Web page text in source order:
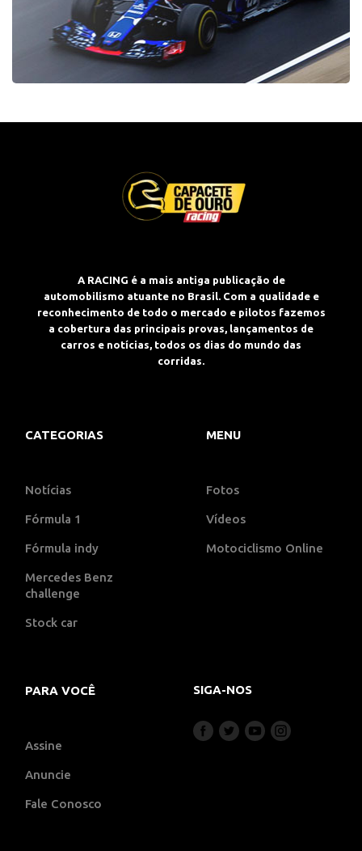
A RACING é a mais antiga publicação de
automobilismo atuante no Brasil. Com a qualidade e
reconhecimento de todo o mercado e pilotos fazemos
a cobertura das principais provas, lançamentos de
carros e notícias, todos os dias do mundo das
corridas.
CATEGORIAS
Notícias
Fórmula 1
Fórmula indy
Mercedes Benz
challenge
Stock car
MENU
Fotos
Vídeos
Motociclismo Online
PARA VOCÊ
Assine
Anuncie
Fale Conosco
SIGA-NOS